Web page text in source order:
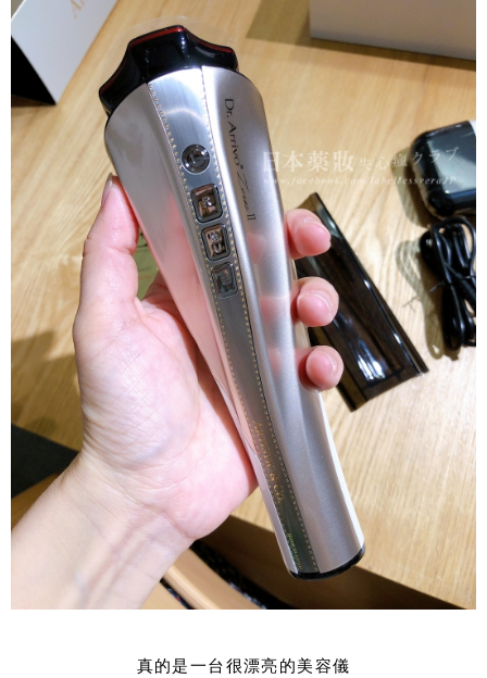
真的是一台很漂亮的美容儀